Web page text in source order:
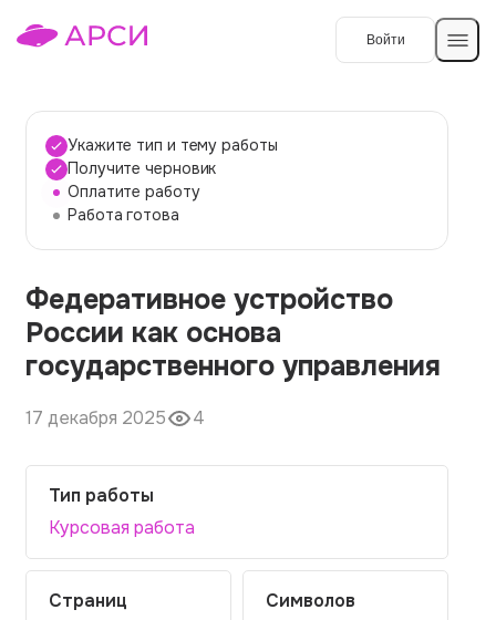
Войти
Темы работ
О сервисе
О компании
Наши гарантии
Вопросы и ответы
Контакты
Укажите тип и тему работы
Получите черновик
Оплатите работу
Работа готова
Федеративное устройство
России как основа
государственного управления
17 декабря 2025 4
Тип работы
Курсовая работа
Страниц
Символов